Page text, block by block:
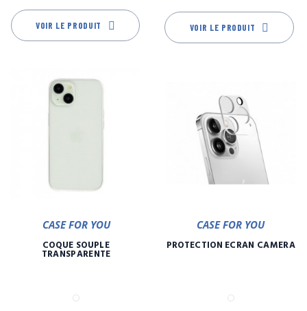
VOIR LE PRODUIT VOIR LE PRODUIT
CASE FOR YOU
COQUE SOUPLE
TRANSPARENTE
Transparent
CASE FOR YOU
PROTECTION ÉCRAN CAMÉRA
Transparent